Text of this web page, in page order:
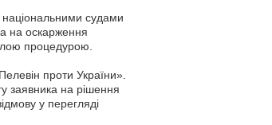
судами
на оскарження
процедурою.
проти України».
заявника на рішення
у перегляді